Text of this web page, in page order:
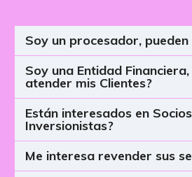
Soy un procesador,
Soy una Entidad
atender mis Clientes?
Están interesados en Socios
Inversionistas?
Me interesa revender sus